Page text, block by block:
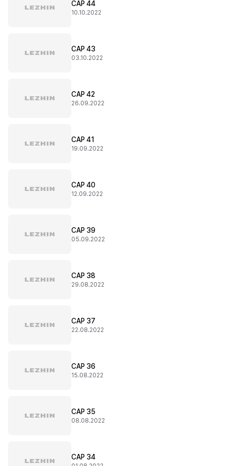
CAP 44
10.10.2022
CAP 43
03.10.2022
CAP 42
26.09.2022
CAP 41
19.09.2022
CAP 40
12.09.2022
CAP 39
05.09.2022
CAP 38
29.08.2022
CAP 37
22.08.2022
CAP 36
15.08.2022
CAP 35
08.08.2022
CAP 34